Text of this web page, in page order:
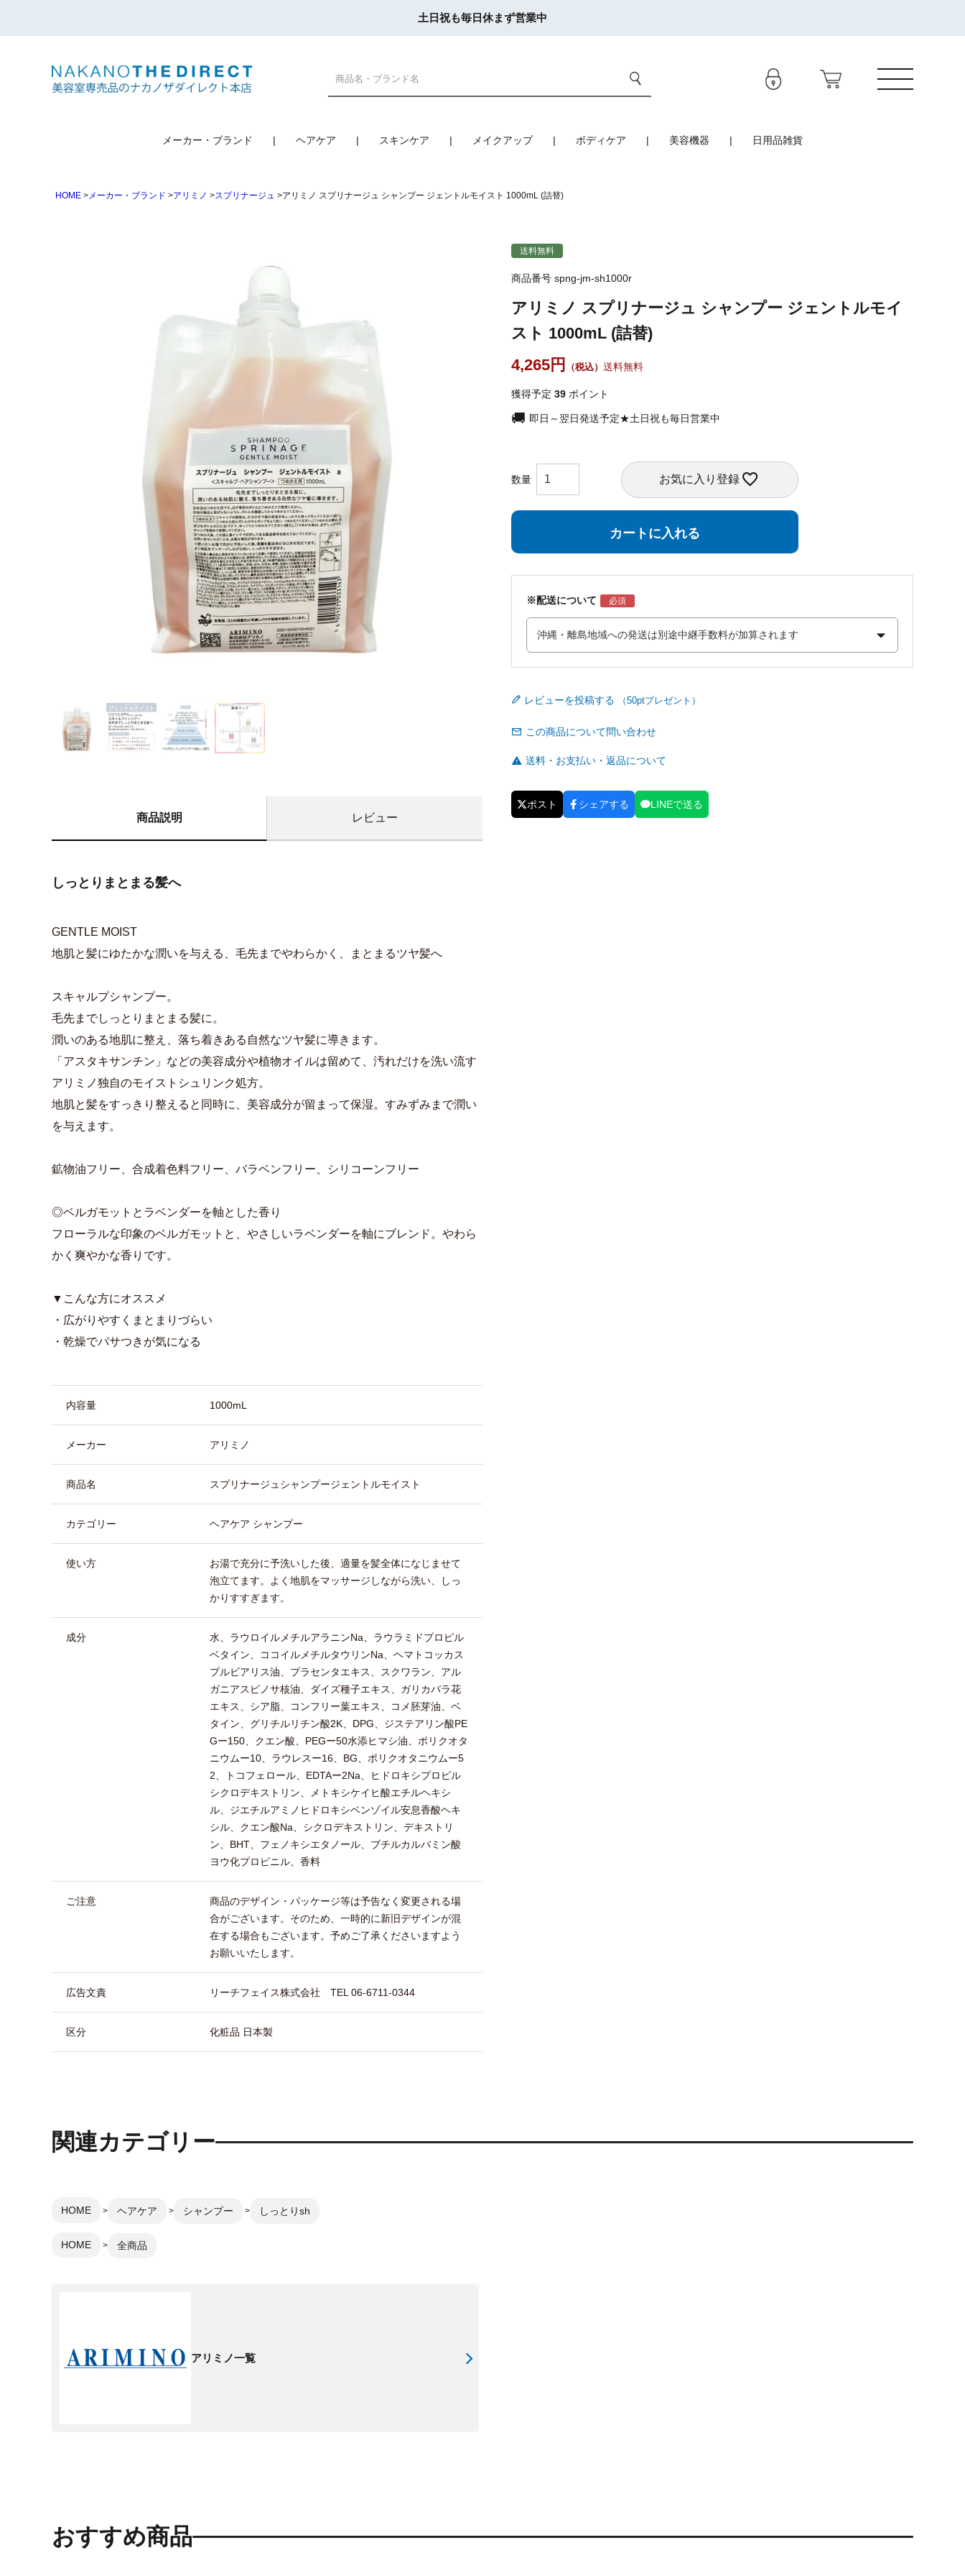
土日祝も毎日休まず営業中
メーカー・ブランド ヘアケア スキンケア メイクアップ ボディケア 美容機器 日用品雑貨
HOME メーカー・ブランド アリミノ スプリナージュ アリミノ スプリナージュ シャンプー ジェントルモイスト 1000mL (詰替)
商品説明 レビュー
しっとりまとまる髪へ
GENTLE MOIST
地肌と髪にゆたかな潤いを与える、毛先までやわらかく、まとまるツヤ髪へ
スキャルプシャンプー。
毛先までしっとりまとまる髪に。
潤いのある地肌に整え、落ち着きある自然なツヤ髪に導きます。
「アスタキサンチン」などの美容成分や植物オイルは留めて、汚れだけを洗い流す
アリミノ独自のモイストシュリンク処方。
地肌と髪をすっきり整えると同時に、美容成分が留まって保湿。すみずみまで潤い
を与えます。
鉱物油フリー、合成着色料フリー、バラベンフリー、シリコーンフリー
◎ベルガモットとラベンダーを軸とした香り
フローラルな印象のベルガモットと、やさしいラベンダーを軸にブレンド。やわら
かく爽やかな香りです。
▼こんな方にオススメ
・広がりやすくまとまりづらい
・乾燥でパサつきが気になる
内容量 1000mL
メーカー アリミノ
商品名 スプリナージュシャンプージェントルモイスト
カテゴリー ヘアケア シャンプー
使い方
お湯で充分に予洗いした後、適量を髪全体になじませて
泡立てます。よく地肌をマッサージしながら洗い、しっ
かりすすぎます。
成分
水、ラウロイルメチルアラニンNa、ラウラミドプロピル
ベタイン、ココイルメチルタウリンNa、ヘマトコッカス
プルビアリス油、プラセンタエキス、スクワラン、アル
ガニアスピノサ核油、ダイズ種子エキス、ガリカバラ花
エキス、シア脂、コンフリー葉エキス、コメ胚芽油、ベ
タイン、グリチルリチン酸2K、DPG、ジステアリン酸PE
Gー150、クエン酸、PEGー50水添ヒマシ油、ポリクオタ
ニウムー10、ラウレスー16、BG、ポリクオタニウムー5
2、トコフェロール、EDTAー2Na、ヒドロキシプロピル
シクロデキストリン、メトキシケイヒ酸エチルヘキシ
ル、ジエチルアミノヒドロキシベンゾイル安息香酸ヘキ
シル、クエン酸Na、シクロデキストリン、デキストリ
ン、BHT、フェノキシエタノール、ブチルカルバミン酸
ヨウ化プロピニル、香料
ご注意
商品のデザイン・パッケージ等は予告なく変更される場
合がございます。そのため、一時的に新旧デザインが混
在する場合もございます。予めご了承くださいますよう
お願いいたします。
広告文責 リーチフェイス株式会社 TEL 06-6711-0344
区分 化粧品 日本製
送料無料
商品番号 spng-jm-sh1000r
アリミノ スプリナージュ シャンプー ジェントルモイ
スト 1000mL (詰替)
4,265
送料無料
獲得予定 39 ポイント
即日～翌日発送予定★土日祝も毎日営業中
お気に入り登録
カートに入れる
※配送について
レビューを投稿する
この商品について問い合わせ
送料・お支払い・返品について
ポスト シェアする LINEで送る
関連カテゴリー
HOME ヘアケア シャンプー しっとりsh
HOME 全商品
アリミノ一覧
おすすめ商品